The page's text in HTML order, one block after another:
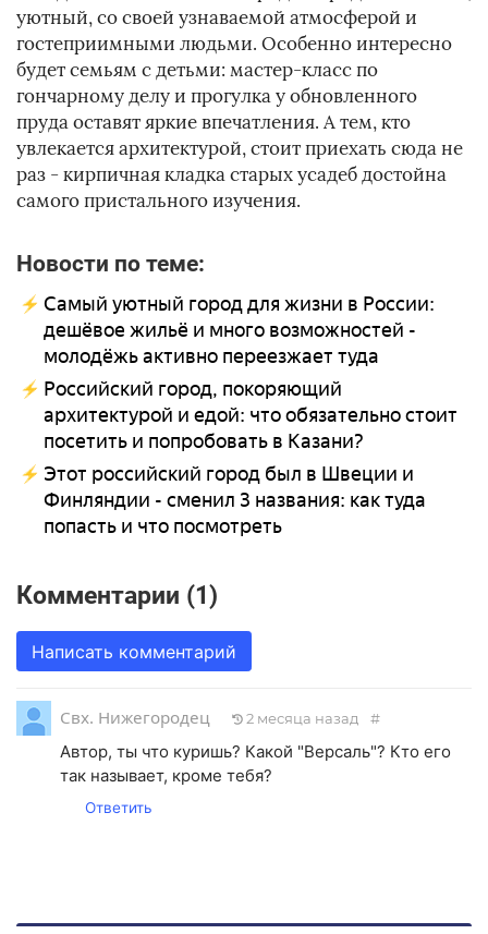
уютный, со своей узнаваемой атмосферой и
гостеприимными людьми. Особенно интересно
будет семьям с детьми: мастер-класс по
гончарному делу и прогулка у обновленного
пруда оставят яркие впечатления. А тем, кто
увлекается архитектурой, стоит приехать сюда не
раз - кирпичная кладка старых усадеб достойна
самого пристального изучения.
Новости по теме:
Самый уютный город для жизни в России:
дешёвое жильё и много возможностей -
молодёжь активно переезжает туда
Российский город, покоряющий
архитектурой и едой: что обязательно стоит
посетить и попробовать в Казани?
Этот российский город был в Швеции и
Финляндии - сменил 3 названия: как туда
попасть и что посмотреть
Комментарии (1)
Написать комментарий
Свх. Нижегородец 2 месяца назад #
Автор, ты что куришь? Какой "Версаль"? Кто его
так называет, кроме тебя?
Ответить